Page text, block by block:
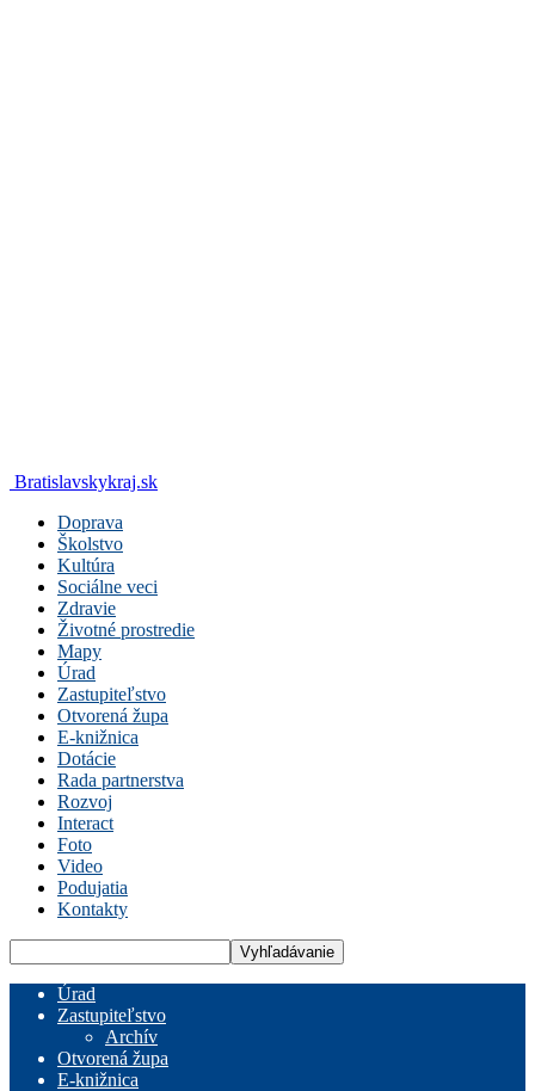
Bratislavskykraj.sk
Doprava
Školstvo
Kultúra
Sociálne veci
Zdravie
Životné prostredie
Mapy
Úrad
Zastupiteľstvo
Otvorená župa
E-knižnica
Dotácie
Rada partnerstva
Rozvoj
Interact
Foto
Video
Podujatia
Kontakty
Úrad
Zastupiteľstvo
Archív
Otvorená župa
E-knižnica